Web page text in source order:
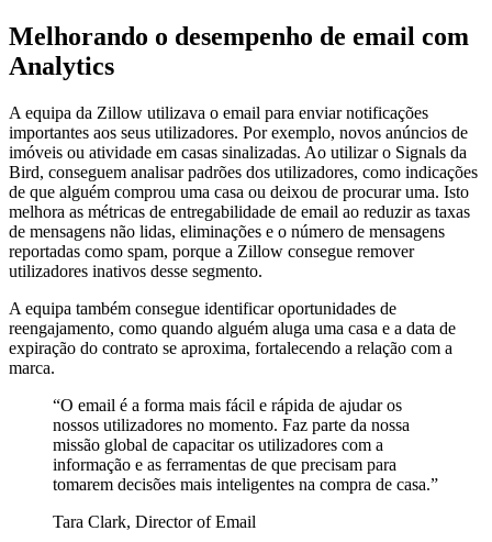
Melhorando o desempenho de email com
Analytics
A equipa da Zillow utilizava o email para enviar notificações
importantes aos seus utilizadores. Por exemplo, novos anúncios de
imóveis ou atividade em casas sinalizadas. Ao utilizar o Signals da
Bird, conseguem analisar padrões dos utilizadores, como indicações
de que alguém comprou uma casa ou deixou de procurar uma. Isto
melhora as métricas de entregabilidade de email ao reduzir as taxas
de mensagens não lidas, eliminações e o número de mensagens
reportadas como spam, porque a Zillow consegue remover
utilizadores inativos desse segmento.
A equipa também consegue identificar oportunidades de
reengajamento, como quando alguém aluga uma casa e a data de
expiração do contrato se aproxima, fortalecendo a relação com a
marca.
“O email é a forma mais fácil e rápida de ajudar os
nossos utilizadores no momento. Faz parte da nossa
missão global de capacitar os utilizadores com a
informação e as ferramentas de que precisam para
tomarem decisões mais inteligentes na compra de casa.”
Tara Clark, Director of Email